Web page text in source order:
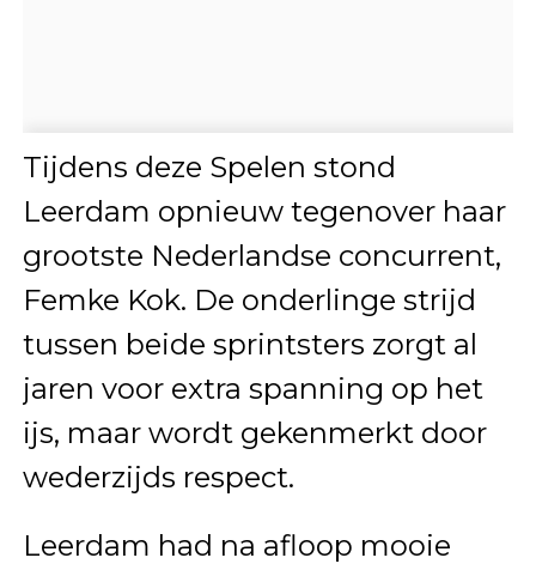
Tijdens deze Spelen stond
Leerdam opnieuw tegenover haar
grootste Nederlandse concurrent,
Femke Kok. De onderlinge strijd
tussen beide sprintsters zorgt al
jaren voor extra spanning op het
ijs, maar wordt gekenmerkt door
wederzijds respect.
Leerdam had na afloop mooie